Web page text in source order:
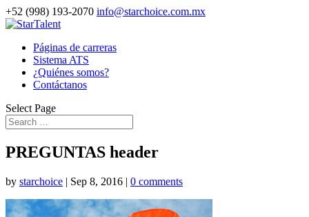
+52 (998) 193-2070 info@starchoice.com.mx
Páginas de carreras
Sistema ATS
¿Quiénes somos?
Contáctanos
Select Page
PREGUNTAS header
by starchoice | Sep 8, 2016 | 0 comments